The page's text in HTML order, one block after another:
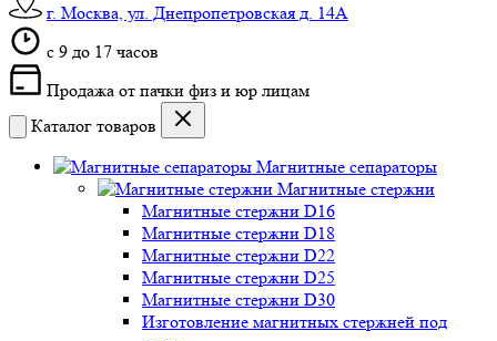
г. Москва, ул. Днепропетровская д. 14А
c 9 до 17 часов
Продажа от пачки физ и юр лицам
Каталог товаров
Магнитные сепараторы
Магнитные стержни
Магнитные стержни D16
Магнитные стержни D18
Магнитные стержни D22
Магнитные стержни D25
Магнитные стержни D30
Изготовление магнитных стержней под